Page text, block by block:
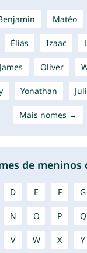
Matéo
Élias Izaac
James Oliver
Yonathan
Mais nomes →
de meninos
D E F G
N O P Q
V W X Y